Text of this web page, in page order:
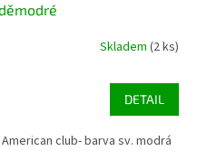
Skladem (2 ks)
DETAIL
club- barva sv. modrá